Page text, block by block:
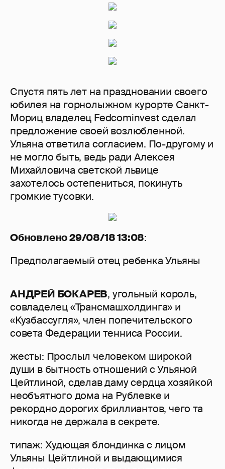
Спустя пять лет на праздновании своего
юбилея на горнолыжном курорте Санкт-
Мориц владелец Fedcominvest сделал
предложение своей возлюбленной.
Ульяна ответила согласием. По-другому и
не могло быть, ведь ради Алексея
Михайловича светской львице
захотелось остепениться, покинуть
громкие тусовки.
Обновлено 29/08/18 13:08:
Предполагаемый отец ребенка Ульяны
АНДРЕЙ БОКАРЕВ, угольный король,
совладелец «Трансмашхолдинга» и
«Кузбассугля», член попечительского
совета Федерации тенниса России.
жесты: Прослыл человеком широкой
души в бытность отношений с Ульяной
Цейтлиной, сделав даму сердца хозяйкой
необъятного дома на Рублевке и
рекордно дорогих бриллиантов, чего та
никогда не держала в секрете.
типаж: Худющая блондинка с лицом
Ульяны Цейтлиной и выдающимися